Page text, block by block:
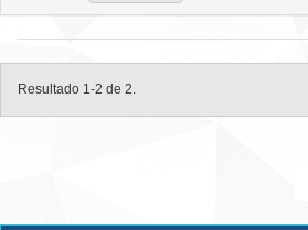
Resultado 1-2 de 2.